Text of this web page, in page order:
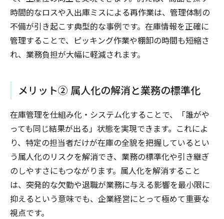
時間的なロスや入出庫ミスによる再作業は、管理体制の
不備が引き起こす典型的な事例です。在庫情報を正確に
管理することで、ピッキング作業や棚卸の時間も短縮さ
れ、業務負担が大幅に軽減されます。
メリット② 属人化の解消と業務の標準化
在庫管理を仕組み化・システム化することで、「誰がや
っても同じ結果が出る」状態を実現できます。これによ
り、特定の担当者だけが在庫の全貌を把握しているとい
う属人化のリスクを解消でき、業務の標準化や引き継ぎ
のしやすさにもつながります。属人化を解消すること
は、突発的な欠勤や退職が業務に与える影響を最小限に
抑えるという意味でも、企業経営にとって極めて重要な
視点です。